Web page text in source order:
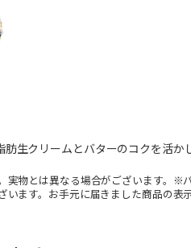
肪生クリームとバターのコクを活か
実物とは異なる場合がございます。※
います。お手元に届きました商品の表